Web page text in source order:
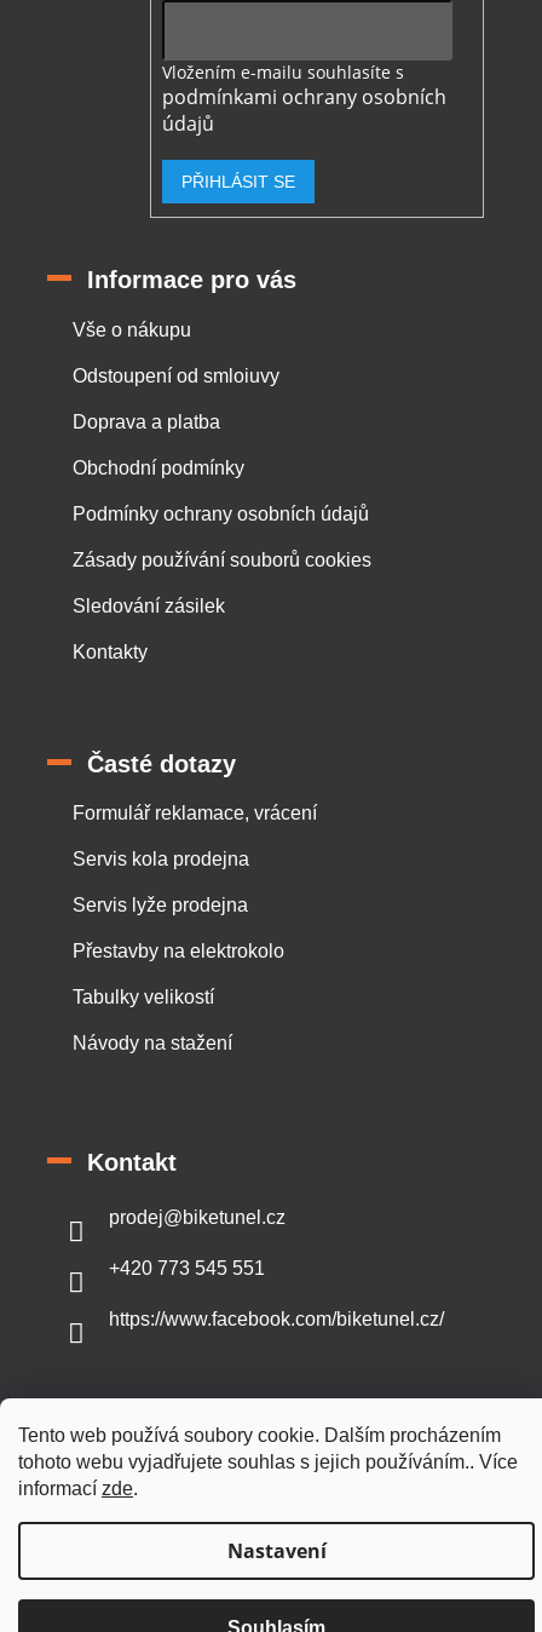
Tento web používá soubory cookie. Dalším procházením
tohoto webu vyjadřujete souhlas s jejich používáním.. Více
informací zde.
Nastavení
Souhlasím
Vložením e-mailu souhlasíte s
podmínkami ochrany osobních
údajů
PŘIHLÁSIT SE
Informace pro vás
Vše o nákupu
Odstoupení od smloiuvy
Doprava a platba
Obchodní podmínky
Podmínky ochrany osobních údajů
Zásady používání souborů cookies
Sledování zásilek
Kontakty
Časté dotazy
Formulář reklamace, vrácení
Servis kola prodejna
Servis lyže prodejna
Přestavby na elektrokolo
Tabulky velikostí
Návody na stažení
Kontakt
prodej@biketunel.cz
+420 773 545 551
https://www.facebook.com/biketunel.cz/
Vytvořil Shoptet
Copyright 2026BikeTunel.cz. Všechna práva vyhrazena.